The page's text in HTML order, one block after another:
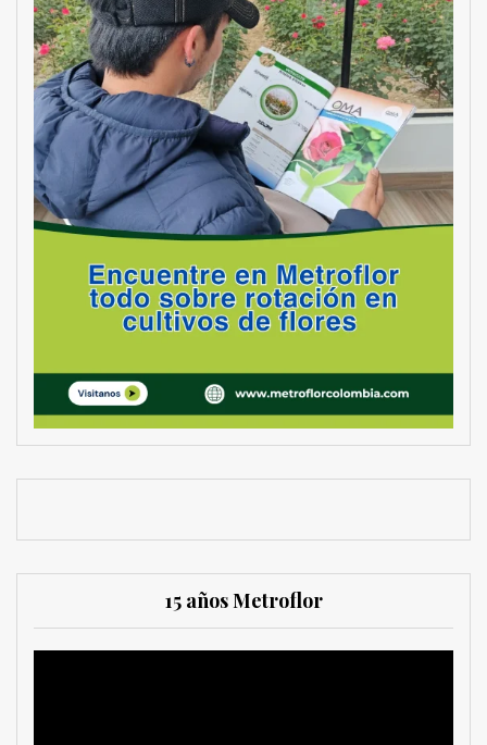
15 años Metroflor